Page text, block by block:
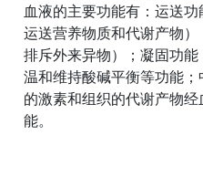
血液的主要功能有：运送
运送营养物质和代谢产物）
排斥外来异物）；凝固功
温和维持酸碱平衡等功能
的激素和组织的代谢产物
能。